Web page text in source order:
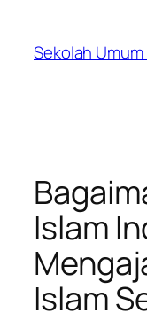
content
Sekolah
Islam
Islam